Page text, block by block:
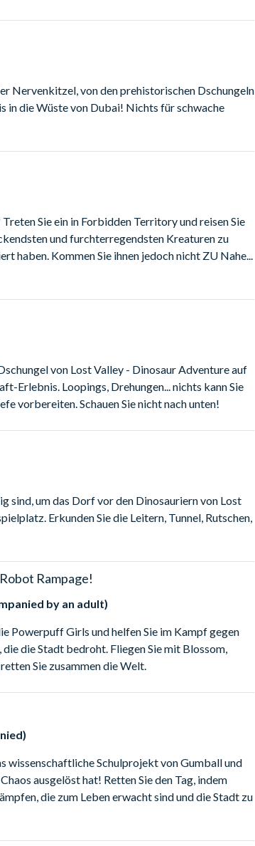
Nervenkitzel, von den prehistorischen Dschungeln
in die Wüste von Dubai! Nichts für schwache
Sie ein in Forbidden Territory und reisen Sie
und furchterregendsten Kreaturen zu
haben. Kommen Sie ihnen jedoch nicht ZU Nahe...
von Lost Valley - Dinosaur Adventure auf
Erlebnis. Loopings, Drehungen... nichts kann Sie
vorbereiten. Schauen Sie nicht nach unten!
sind, um das Dorf vor den Dinosauriern von Lost
Erkunden Sie die Leitern, Tunnel, Rutschen,
Rampage!
by an adult)
Powerpuff Girls und helfen Sie im Kampf gegen
die Stadt bedroht. Fliegen Sie mit Blossom,
Sie zusammen die Welt.
wissenschaftliche Schulprojekt von Gumball und
ausgelöst hat! Retten Sie den Tag, indem
die zum Leben erwacht sind und die Stadt zu